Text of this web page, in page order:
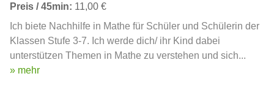
Preis / 45min: 11,00 €
Ich biete Nachhilfe in Mathe für Schüler und Schülerin der
Klassen Stufe 3-7. Ich werde dich/ ihr Kind dabei
unterstützen Themen in Mathe zu verstehen und sich...
» mehr